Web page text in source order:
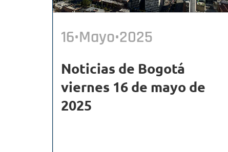
16•Mayo•2025
Noticias de Bogotá
viernes 16 de mayo de
2025